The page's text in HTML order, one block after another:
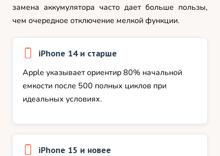
замена аккумулятора часто дает больше пользы,
чем очередное отключение мелкой функции.
iPhone 14 и старше
Apple указывает ориентир 80% начальной
емкости после 500 полных циклов при
идеальных условиях.
iPhone 15 и новее